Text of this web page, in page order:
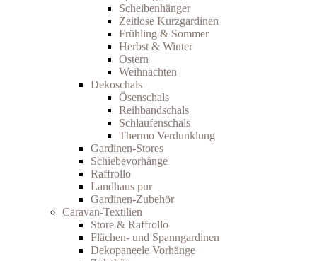
Scheibenhänger
Zeitlose Kurzgardinen
Frühling & Sommer
Herbst & Winter
Ostern
Weihnachten
Dekoschals
Ösenschals
Reihbandschals
Schlaufenschals
Thermo Verdunklung
Gardinen-Stores
Schiebevorhänge
Raffrollo
Landhaus pur
Gardinen-Zubehör
Caravan-Textilien
Store & Raffrollo
Flächen- und Spanngardinen
Dekopaneele Vorhänge